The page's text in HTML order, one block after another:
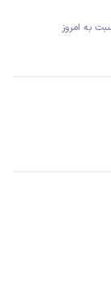
به امروز